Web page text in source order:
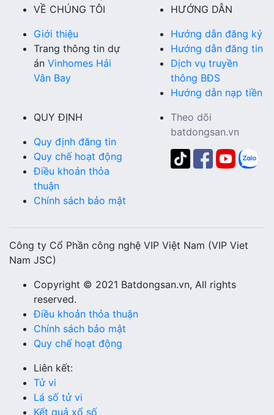
VỀ CHÚNG TÔI
Giới thiệu
Trang thông tin dự
án Vinhomes Hải
Vân Bay
HƯỚNG DẪN
Hướng dẫn đăng ký
Hướng dẫn đăng tin
Dịch vụ truyền
thông BĐS
Hướng dẫn nạp tiền
QUY ĐỊNH
Quy định đăng tin
Quy chế hoạt động
Điều khoản thỏa
thuận
Chính sách bảo mật
Theo dõi
batdongsan.vn
Công ty Cổ Phần công nghệ VIP Việt Nam (VIP Viet
Nam JSC)
Copyright © 2021 Batdongsan.vn, All rights
reserved.
Điều khoản thỏa thuận
Chính sách bảo mật
Quy chế hoạt động
Liên kết:
Tử vi
Lá số tử vi
Kết quả xổ số